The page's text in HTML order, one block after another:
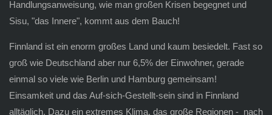
Handlungsanweisung, wie man großen Krisen begegnet und
Sisu, "das Innere", kommt aus dem Bauch!
Finnland ist ein enorm großes Land und kaum besiedelt. Fast so
groß wie Deutschland aber nur 6,5% der Einwohner, gerade
einmal so viele wie Berlin und Hamburg gemeinsam!
Einsamkeit und das Auf-sich-Gestellt-sein sind in Finnland
alltäglich. Dazu ein extremes Klima, das große Regionen - nach